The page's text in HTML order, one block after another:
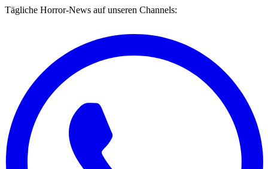
Tägliche Horror-News auf unseren Channels: